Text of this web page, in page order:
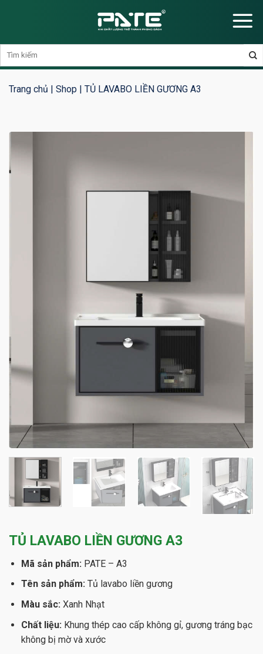
Trang chủ | Shop | TỦ LAVABO LIỀN GƯƠNG A3
TỦ LAVABO LIỀN GƯƠNG A3
Mã sản phẩm: PATE – A3
Tên sản phẩm:Tủ lavabo liền gương
Màu sắc: Xanh Nhạt
Chất liệu: Khung thép cao cấp không gỉ, gương tráng bạc
không bị mờ và xước